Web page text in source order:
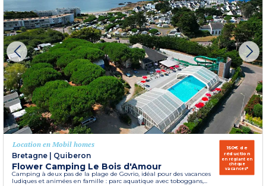
Location en Mobil homes
Bretagne
Quiberon
Flower Camping Le Bois d'Amour
Camping à deux pas de la plage de Govrio, idéal pour des vacances
ludiques et animées en famille : parc aquatique avec toboggans,...
150€ de
réduction
en réglant en
chèque
vacances*